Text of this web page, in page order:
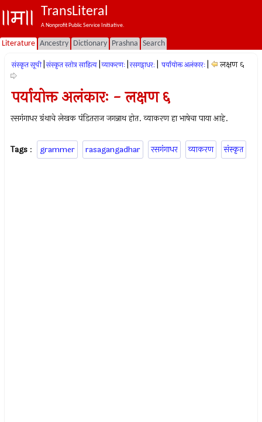
TransLiteral
A Nonprofit Public Service Initiative.
Literature Ancestry Dictionary Prashna Search
संस्कृत सूची संस्कृत स्तोत्र साहित्य व्याकरणः रसगड्गाधर: पर्यायोक्त अलंकारः लक्षण ६
पर्यायोक्त अलंकारः - लक्षण ६
रसगंगाधर ग्रंथाचे लेखक पंडितराज जगन्नाथ होत. व्याकरण हा भाषेचा पाया आहे.
Tags : grammer rasagangadhar रसगंगाधर व्याकरण संस्कृत